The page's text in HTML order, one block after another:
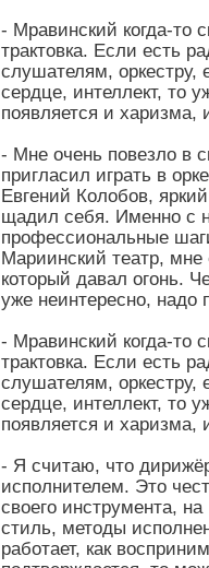
- Мравинский когда-то
трактовка. Если есть
слушателям, оркестру,
сердце, интеллект, то
появляется и харизма,
- Мне очень повезло в
пригласил играть в
Евгений Колобов,
щадил себя. Именно с
профессиональные
Мариинский театр, мне
который давал огонь.
уже неинтересно, надо
- Мравинский когда-то
трактовка. Если есть
слушателям, оркестру,
сердце, интеллект, то
появляется и харизма,
- Я считаю, что
исполнителем. Это
своего инструмента,
стиль, методы
работает, как